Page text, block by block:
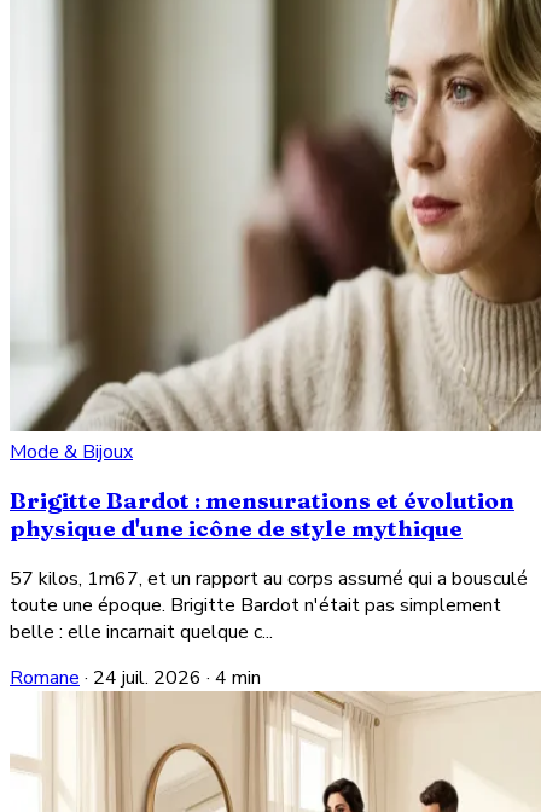
Mode & Bijoux
Brigitte Bardot : mensurations et évolution
physique d'une icône de style mythique
57 kilos, 1m67, et un rapport au corps assumé qui a bousculé
toute une époque. Brigitte Bardot n'était pas simplement
belle : elle incarnait quelque c...
Romane · 24 juil. 2026 · 4 min